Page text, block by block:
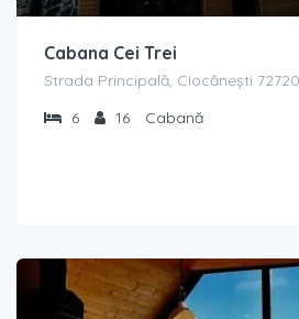
Cabana Cei Trei
Strada Principală, Ciocănești
6
16 Cabană